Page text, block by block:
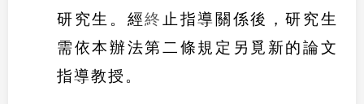
研究生。經終 止指導關係後，研究生
需依本辦法第二條規定另覓新的論文
指導教授。